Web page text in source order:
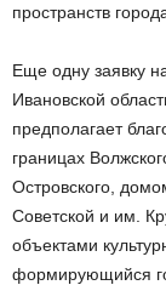
пространств
Еще одну заявку
Ивановской
предполагает
границах
Островского,
Советской и им.
объектами
формирующийся